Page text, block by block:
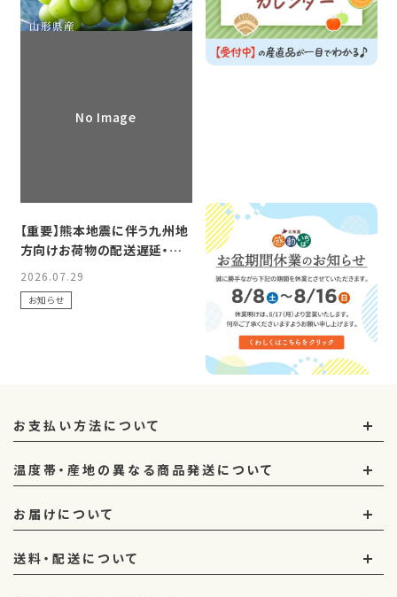
No Image
【重要】熊本地震に伴う九州地
方向けお荷物の配送遅延・お
届け制限について
2026.07.29
お知らせ
【重要】お盆期間中の営業、商
品の発送に関するお知らせ
2026.07.27
お知らせ
お支払い方法について
送料・配送について
温度帯・産地の異なる商品発送について
お届けについて